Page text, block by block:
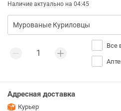
Наличие актуально на 04:45
Все
Адресная доставка
Курьер